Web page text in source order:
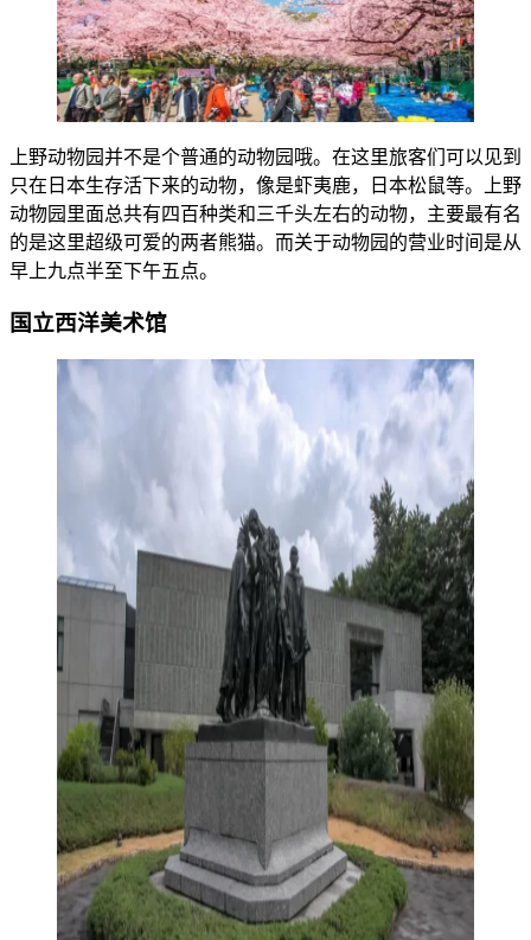
上野动物园并不是个普通的动物园哦。在这里旅客们可以见到
只在日本生存活下来的动物，像是虾夷鹿，日本松鼠等。上野
动物园里面总共有四百种类和三千头左右的动物，主要最有名
的是这里超级可爱的两者熊猫。而关于动物园的营业时间是从
早上九点半至下午五点。
国立西洋美术馆